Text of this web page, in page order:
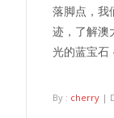
落脚点，我
迹，了解
光的蓝宝石
By : cherry |